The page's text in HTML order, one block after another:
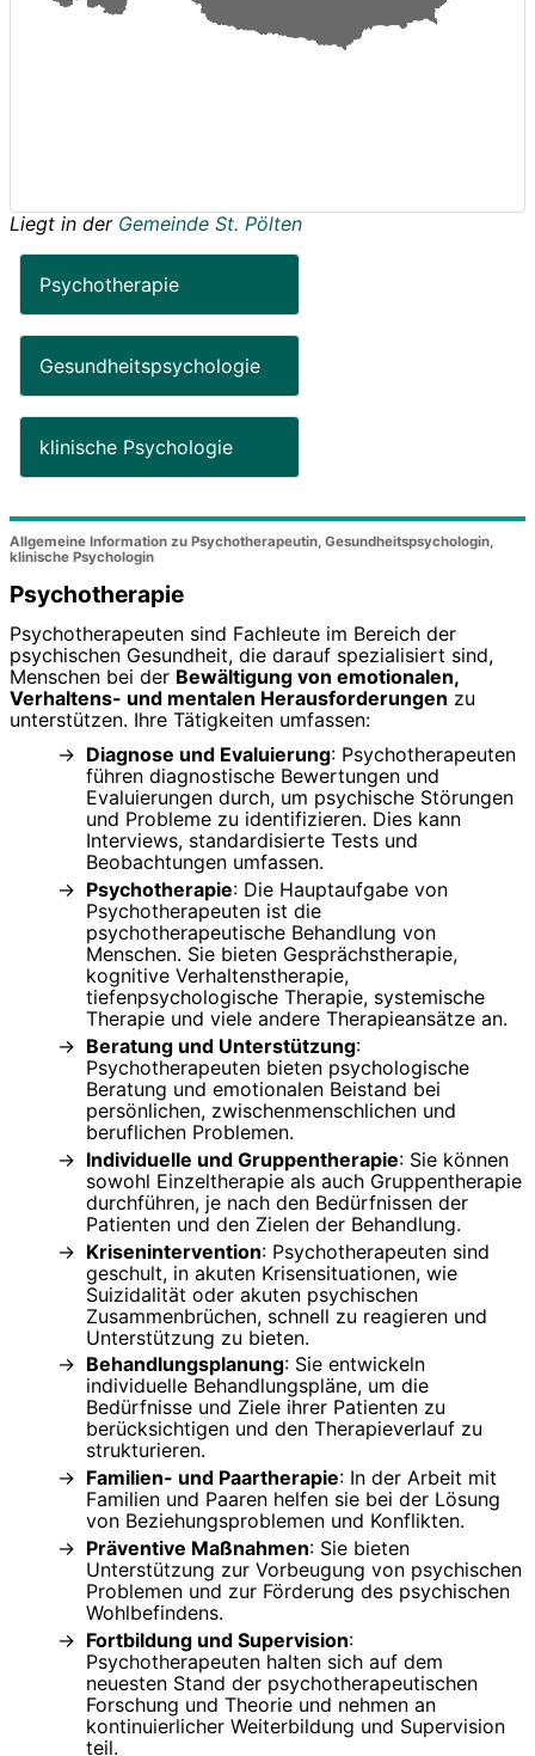
Liegt in der Gemeinde St. Pölten
Psychotherapie
Gesundheitspsychologie
klinische Psychologie
Allgemeine Information zu Psychotherapeutin, Gesundheitspsychologin,
klinische Psychologin
Psychotherapie
Psychotherapeuten sind Fachleute im Bereich der
psychischen Gesundheit, die darauf spezialisiert sind,
Menschen bei der Bewältigung von emotionalen,
Verhaltens- und mentalen Herausforderungen zu
unterstützen. Ihre Tätigkeiten umfassen:
Diagnose und Evaluierung: Psychotherapeuten
führen diagnostische Bewertungen und
Evaluierungen durch, um psychische Störungen
und Probleme zu identifizieren. Dies kann
Interviews, standardisierte Tests und
Beobachtungen umfassen.
Psychotherapie: Die Hauptaufgabe von
Psychotherapeuten ist die
psychotherapeutische Behandlung von
Menschen. Sie bieten Gesprächstherapie,
kognitive Verhaltenstherapie,
tiefenpsychologische Therapie, systemische
Therapie und viele andere Therapieansätze an.
Beratung und Unterstützung:
Psychotherapeuten bieten psychologische
Beratung und emotionalen Beistand bei
persönlichen, zwischenmenschlichen und
beruflichen Problemen.
Individuelle und Gruppentherapie: Sie können
sowohl Einzeltherapie als auch Gruppentherapie
durchführen, je nach den Bedürfnissen der
Patienten und den Zielen der Behandlung.
Krisenintervention: Psychotherapeuten sind
geschult, in akuten Krisensituationen, wie
Suizidalität oder akuten psychischen
Zusammenbrüchen, schnell zu reagieren und
Unterstützung zu bieten.
Behandlungsplanung: Sie entwickeln
individuelle Behandlungspläne, um die
Bedürfnisse und Ziele ihrer Patienten zu
berücksichtigen und den Therapieverlauf zu
strukturieren.
Familien- und Paartherapie: In der Arbeit mit
Familien und Paaren helfen sie bei der Lösung
von Beziehungsproblemen und Konflikten.
Präventive Maßnahmen: Sie bieten
Unterstützung zur Vorbeugung von psychischen
Problemen und zur Förderung des psychischen
Wohlbefindens.
Fortbildung und Supervision:
Psychotherapeuten halten sich auf dem
neuesten Stand der psychotherapeutischen
Forschung und Theorie und nehmen an
kontinuierlicher Weiterbildung und Supervision
teil.